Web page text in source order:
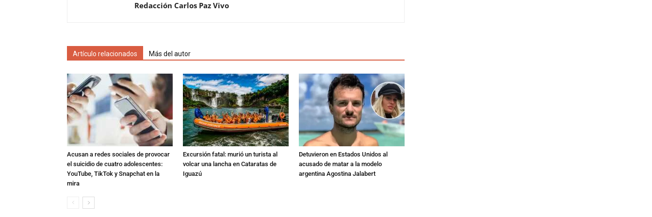
Redacción Carlos Paz Vivo
Artículo relacionados Más del autor
Acusan a redes sociales de provocar
el suicidio de cuatro adolescentes:
YouTube, TikTok y Snapchat en la
mira
Excursión fatal: murió un turista al
volcar una lancha en Cataratas de
Iguazú
Detuvieron en Estados Unidos al
acusado de matar a la modelo
argentina Agostina Jalabert